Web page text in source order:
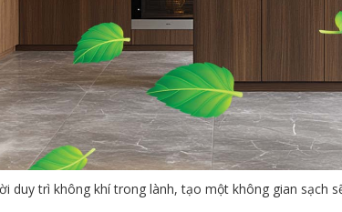
duy trì không khí trong lành, tạo một không gian sạch